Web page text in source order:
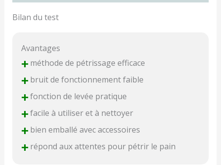
Bilan du test
Avantages
+méthode de pétrissage efficace
+bruit de fonctionnement faible
+fonction de levée pratique
+facile à utiliser et à nettoyer
+bien emballé avec accessoires
+répond aux attentes pour pétrir le pain